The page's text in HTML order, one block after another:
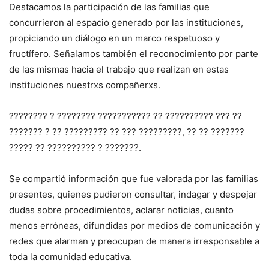
Destacamos la participación de las familias que
concurrieron al espacio generado por las instituciones,
propiciando un diálogo en un marco respetuoso y
fructífero. Señalamos también el reconocimiento por parte
de las mismas hacia el trabajo que realizan en estas
instituciones nuestrxs compañerxs.
???????? ? ???????? ??????????? ?? ?????????? ??? ??
??????? ? ?? ????????́? ?? ??? ?????????, ?? ?? ???????
????? ?? ?????????? ? ???????.
Se compartió información que fue valorada por las familias
presentes, quienes pudieron consultar, indagar y despejar
dudas sobre procedimientos, aclarar noticias, cuanto
menos erróneas, difundidas por medios de comunicación y
redes que alarman y preocupan de manera irresponsable a
toda la comunidad educativa.